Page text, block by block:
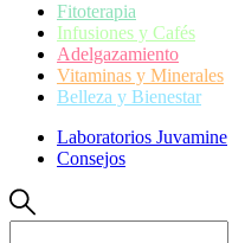
Fitoterapia
Infusiones y Cafés
Adelgazamiento
Vitaminas y Minerales
Belleza y Bienestar
Laboratorios Juvamine
Consejos